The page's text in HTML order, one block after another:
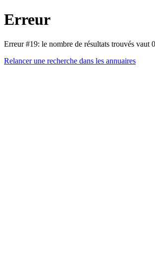
Erreur
Erreur #19: le nombre de résultats trouvés vaut
Relancer une recherche dans les annuaires